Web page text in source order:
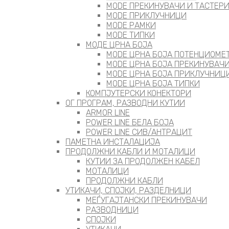
MODE ПРEКИНУВАЧИ И ТАСТЕРИ
MODE ПРИКЛУЧНИЦИ
MODE РАМКИ
MODE ТИПКИ
МОДЕ ЦРНА БОЈА
MODE ЦРНА БОЈА
MODE ЦРНА БОЈА
MODE ЦРНА БОЈА
MODE ЦРНА БОЈА ТИПКИ
КОМПЈУТЕРСКИ КОНЕКТОРИ
ОГ ПРОГРАМ, РАЗВОДНИ КУТИИ
ARMOR LINE
POWER LINE БЕЛА БОЈА
POWER LINE СИВ/АНТРАЦИТ
ПАМЕТНА ИНСТАЛАЦИЈА
ПРОДОЛЖНИ КАБЛИ И МОТАЛИЦИ
КУТИИ ЗА ПРОДОЛЖЕН КАБЕЛ
МОТАЛИЦИ
ПРОДОЛЖНИ КАБЛИ
УТИКАЧИ, СПОЈКИ, РАЗДЕЛНИЦИ
МЕЃУГАЈТАНСКИ ПРЕКИНУВАЧИ
РАЗВОДНИЦИ
СПОЈКИ